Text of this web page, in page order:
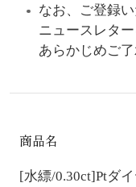
なお、ご登録
ニュースレタ
あらかじめご了
商品名
[水縹/0.30ct]Ptダ